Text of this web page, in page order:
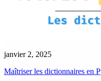
janvier 2, 2025
Maîtriser les dictionnaires en